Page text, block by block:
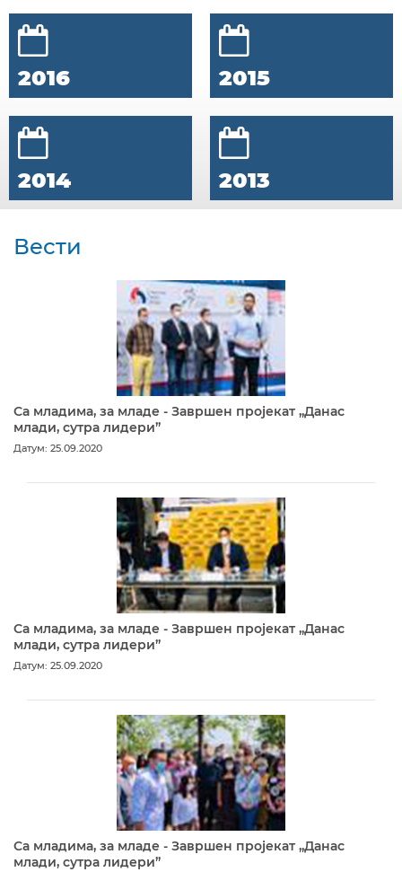
2016 2015
2014 2013
Вести
Са младима, за младе - Завршен пројекат „Данас
млади, сутра лидери”
Датум: 25.09.2020
Са младима, за младе - Завршен пројекат „Данас
млади, сутра лидери”
Датум: 25.09.2020
Са младима, за младе - Завршен пројекат „Данас
млади, сутра лидери”